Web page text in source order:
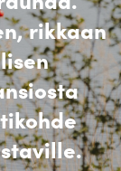
rikkaan